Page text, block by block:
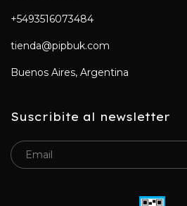
+5493516073484
tienda@pipbuk.com
Buenos Aires, Argentina
Suscribite al newsletter